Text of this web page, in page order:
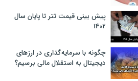
پیش بینی قیمت تتر تا پایان سال
۱۴۰۲
چگونه با سرمایه‌گذاری در ارزهای
دیجیتال به استقلال مالی برسیم؟